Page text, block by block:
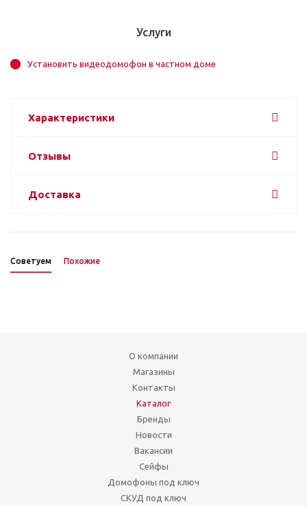
Услуги
Установить видеодомофон в частном доме
Характеристики
Отзывы
Доставка
Советуем Похожие
О компании
Магазины
Контакты
Каталог
Бренды
Новости
Вакансии
Сейфы
Домофоны под ключ
СКУД под ключ